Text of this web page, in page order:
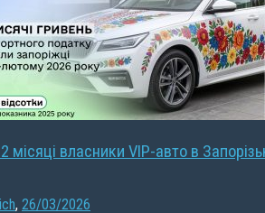
місяці власники VIP-авто в
, 26/03/2026